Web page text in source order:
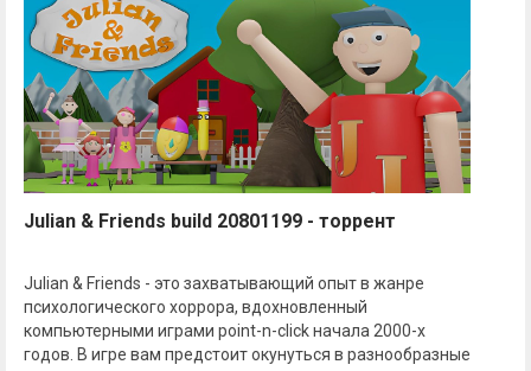
Julian & Friends build 20801199 - торрент
Julian & Friends - это захватывающий опыт в жанре
психологического хоррора, вдохновленный
компьютерными играми point-n-click начала 2000-х
годов. В игре вам предстоит окунуться в разнообразные